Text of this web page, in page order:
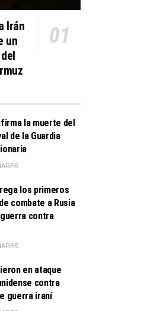
Irán
un
la muerte del
de la Guardia
los primeros
combate a Rusia
contra
en ataque
contra
guerra iraní